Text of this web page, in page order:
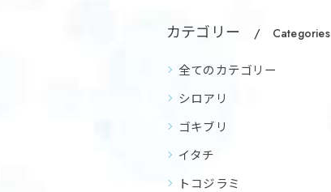
カテゴリー Categories
全てのカテゴリー
シロアリ
ゴキブリ
イタチ
トコジラミ